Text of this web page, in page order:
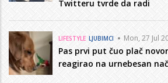
Twitteru tvrde da radi
LIFESTYLE LJUBIMCI Mon, 27 Jul
Pas prvi put čuo plač
reagirao na urnebesan